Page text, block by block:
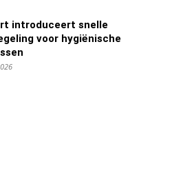
introduceert snelle
voor hygiënische